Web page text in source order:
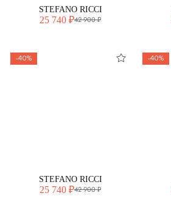
STEFANO RICCI
25 740 ₽42 900 ₽
-40%
STEFANO RICCI
25 740 ₽42 900 ₽
-40%